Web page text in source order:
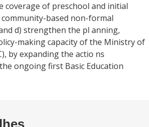
coverage of preschool and initial
based non-formal
d) strengthen the pl anning,
making capacity of the Ministry of
by expanding the actio ns
ongoing first Basic Education